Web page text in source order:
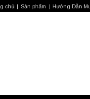
chủ Sản phẩm Hướng Dẫn